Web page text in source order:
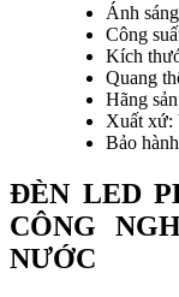
Ánh
Công
Kích
Quang
Hãng
Xuất xứ:
Bảo
ĐÈN LED
CÔNG
NƯỚC